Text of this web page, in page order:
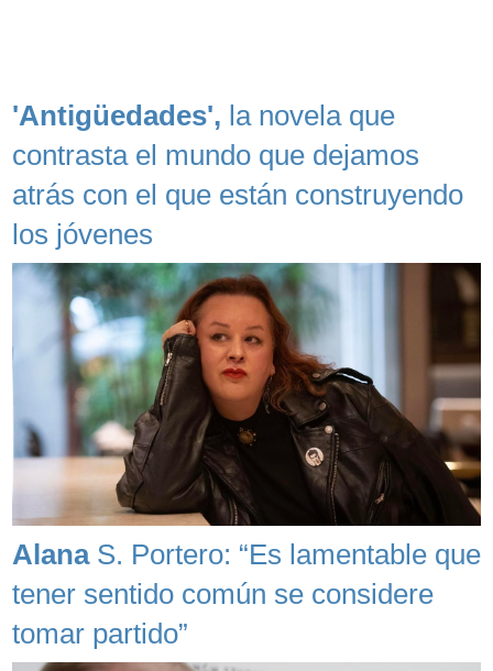
'Antigüedades', la novela que
contrasta el mundo que dejamos
atrás con el que están construyendo
los jóvenes
AlanaS. Portero: “Es lamentable que
tener sentido común se considere
tomar partido”